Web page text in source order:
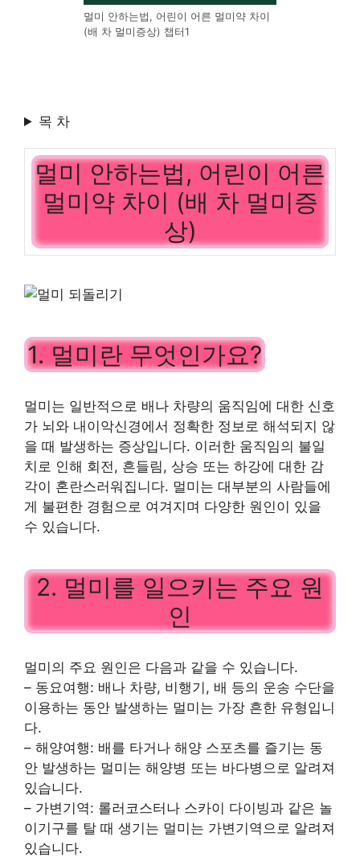
멀미 안하는법, 어린이 어른 멀미약 차이
(배 차 멀미증상) 챕터1
목 차
멀미 안하는법, 어린이 어른
멀미약 차이 (배 차 멀미증
상)
1. 멀미란 무엇인가요?
멀미는 일반적으로 배나 차량의 움직임에 대한 신호
가 뇌와 내이악신경에서 정확한 정보로 해석되지 않
을 때 발생하는 증상입니다. 이러한 움직임의 불일
치로 인해 회전, 흔들림, 상승 또는 하강에 대한 감
각이 혼란스러워집니다. 멀미는 대부분의 사람들에
게 불편한 경험으로 여겨지며 다양한 원인이 있을
수 있습니다.
2. 멀미를 일으키는 주요 원
인
멀미의 주요 원인은 다음과 같을 수 있습니다.
– 동요여행: 배나 차량, 비행기, 배 등의 운송 수단을
이용하는 동안 발생하는 멀미는 가장 흔한 유형입니
다.
– 해양여행: 배를 타거나 해양 스포츠를 즐기는 동
안 발생하는 멀미는 해양병 또는 바다병으로 알려져
있습니다.
– 가변기역: 롤러코스터나 스카이 다이빙과 같은 놀
이기구를 탈 때 생기는 멀미는 가변기역으로 알려져
있습니다.